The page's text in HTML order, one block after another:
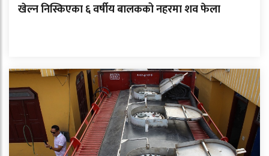
खेल्न निस्किएका ६ वर्षीय बालकको नहरमा शव फेला